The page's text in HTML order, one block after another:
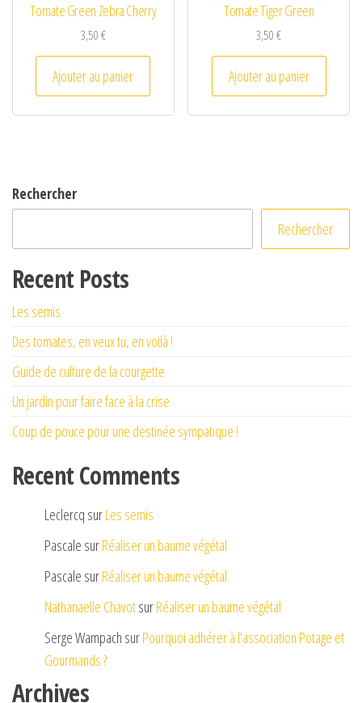
Tomate Green Zebra Cherry
3,50€
Ajouter au panier
Tomate Tiger Green
3,50€
Ajouter au panier
Rechercher
Rechercher
Recent Posts
Les semis
Des tomates, en veux tu, en voilà !
Guide de culture de la courgette
Un jardin pour faire face à la crise
Coup de pouce pour une destinée sympatique !
Recent Comments
Leclercq surLes semis
Pascale surRéaliser un baume végétal
Pascale surRéaliser un baume végétal
Nathanaelle ChavotsurRéaliser un baume végétal
Serge Wampach surPourquoi adhérer à l’association Potage et
Gourmands ?
Archives